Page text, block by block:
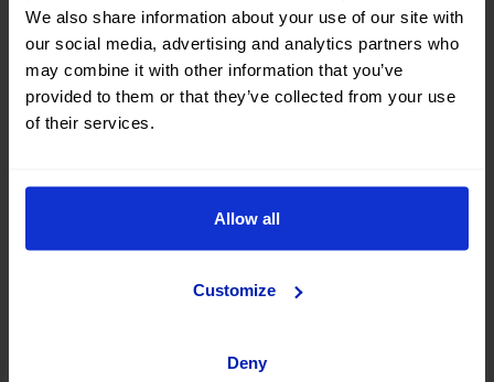
We also share information about your use of our site with
our social media, advertising and analytics partners who
may combine it with other information that you’ve
provided to them or that they’ve collected from your use
of their services.
Allow all
Customize
Deny
Heraklion
Rhodos